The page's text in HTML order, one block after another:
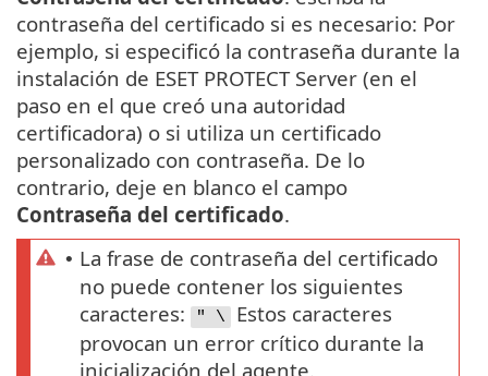
contraseña del certificado si es necesario: Por
ejemplo, si especificó la contraseña durante la
instalación de ESET PROTECT Server (en el
paso en el que creó una autoridad
certificadora) o si utiliza un certificado
personalizado con contraseña. De lo
contrario, deje en blanco el campo
Contraseña del certificado.
• La frase de contraseña del certificado
no puede contener los siguientes
caracteres:
" \
Estos caracteres
provocan un error crítico durante la
inicialización del agente.